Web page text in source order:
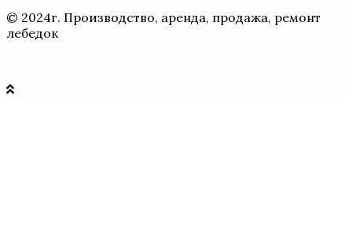
© 2024г. Производство, аренда, продажа, ремонт
лебедок